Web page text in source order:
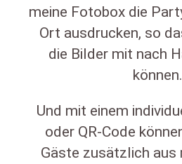
meine Fotobox die
Ort ausdrucken, so
die Bilder mit nach
können.
Und mit einem
oder QR-Code
Gäste zusätzlich aus